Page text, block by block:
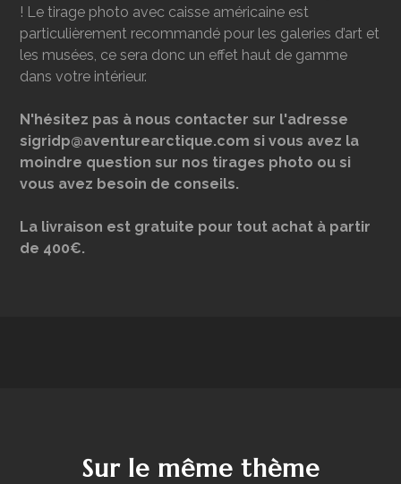
! Le tirage photo avec caisse américaine est
particulièrement recommandé pour les galeries d’art et
les musées, ce sera donc un effet haut de gamme
dans votre intérieur.
N'hésitez pas à nous contacter sur l'adresse
sigridp@aventurearctique.com si vous avez la
moindre question sur nos tirages photo ou si
vous avez besoin de conseils.
La livraison est gratuite pour tout achat à partir
de 400€.
Sur le même thème